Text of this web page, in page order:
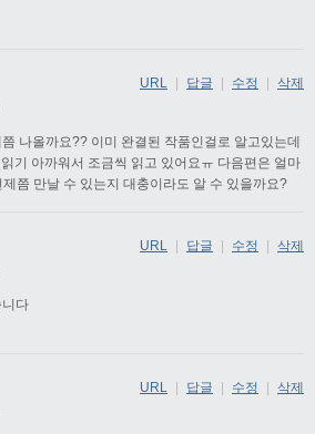
나올까요?? 이미 완결된 작품인걸로 알고있는데
기 아까워서 조금씩 읽고 있어요ㅠ 다음편은 얼마
쯤 만날 수 있는지 대충이라도 알 수 있을까요?
URL 답글 수정 삭제
다
URL 답글 수정 삭제
URL 답글 수정 삭제